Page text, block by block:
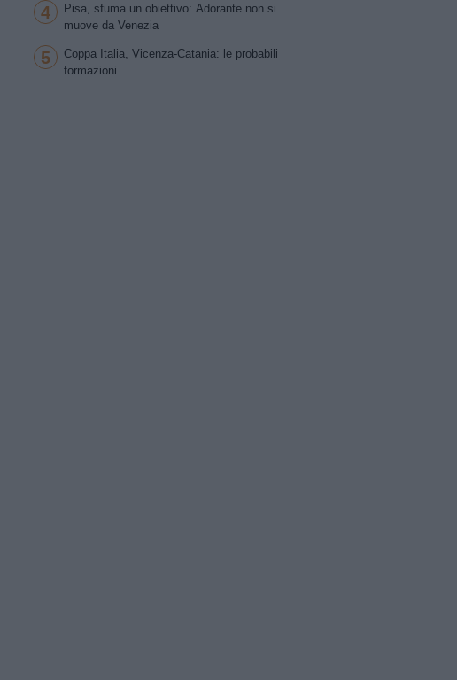
scambio Patierno-Jimenez
4
Pisa, sfuma un obiettivo: Adorante non si
muove da Venezia
5
Coppa Italia, Vicenza-Catania: le probabili
formazioni